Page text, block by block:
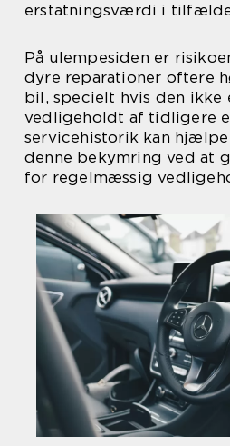
erstatningsværdi i
På ulempesiden er
dyre reparationer oftere
bil, specielt hvis den
vedligeholdt af tidligere
servicehistorik kan
denne bekymring ved at
for regelmæssig